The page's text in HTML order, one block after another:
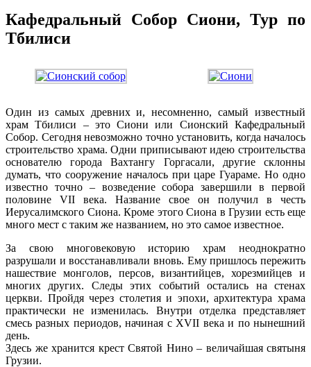
Кафедральный Собор Сиони, Тур по
Тбилиси
Один из самых древних и, несомненно, самый известный
храм Тбилиси – это Сиони или Сионский Кафедральный
Собор. Сегодня невозможно точно установить, когда началось
строительство храма. Одни приписывают идею строительства
основателю города Вахтангу Горгасали, другие склонны
думать, что сооружение началось при царе Гуараме. Но одно
известно точно – возведение собора завершили в первой
половине VII века. Название свое он получил в честь
Иерусалимского Сиона. Кроме этого Сиона в Грузии есть еще
много мест с таким же названием, но это самое известное.
За свою многовековую историю храм неоднократно
разрушали и восстанавливали вновь. Ему пришлось пережить
нашествие монголов, персов, византийцев, хорезмийцев и
многих других. Следы этих событий остались на стенах
церкви. Пройдя через столетия и эпохи, архитектура храма
практически не изменилась. Внутри отделка представляет
смесь разных периодов, начиная с XVII века и по нынешний
день.
Здесь же хранится крест Святой Нино – величайшая святыня
Грузии.